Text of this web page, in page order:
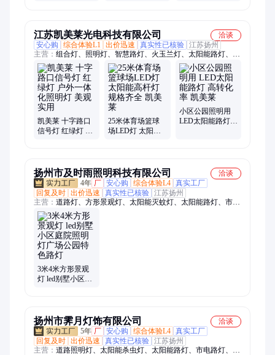
江苏凯美莱光电科技有限公司
洽谈
安心购
综合体验L1 出价迅速 真实性已核验 江苏扬州
主营： 组合灯、照明灯、智慧路灯、火玉兰灯、太阳能路灯、仿
古庭院灯、红绿信号灯杆、道路交通灯杆、户外防水景观灯、复
古门柱庭院灯、多功能组合杆、道路标志监控杆、交通导向标志
牌
凯美莱 十字路口
信号灯 红绿灯 户
25米体育场篮球
场LED灯 太阳能
小区公园照明用
LED太阳能路灯
扬州市及时雨照明科技有限公司
洽谈
4年 厂 安心购 综合体验L4 真实工厂
回复及时 出价迅速 真实性已核验 江苏扬州
主营： 道路灯、方形景观灯、太阳能灭蚊灯、太阳能路灯、市电
路灯、市政路灯、高杆灯、智慧路灯、庭院灯、灯杆、综合杆、
标志牌
3米4米方形景观
灯 led别墅小区庭
扬州市霁月灯饰有限公司
洽谈
5年 厂 安心购 综合体验L4 真实工厂
回复及时 出价迅速 真实性已核验 江苏扬州
主营： 道路照明灯、太阳能杀虫灯、太阳能路灯、市电路灯、高